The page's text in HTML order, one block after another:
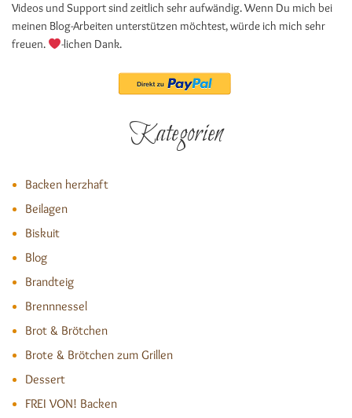
Videos und Support sind zeitlich sehr aufwändig. Wenn Du mich bei
meinen Blog-Arbeiten unterstützen möchtest, würde ich mich sehr
freuen.
-lichen Dank.
Kategorien
Backen herzhaft
Beilagen
Biskuit
Blog
Brandteig
Brennnessel
Brot & Brötchen
Brote & Brötchen zum Grillen
Dessert
FREI VON! Backen